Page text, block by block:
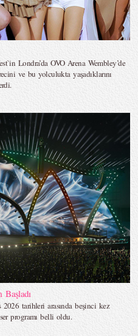
Londra’da OVO Arena Wembley’de
ve bu yolculukta yaşadıklarını
tarihleri arasında beşinci kez
programı belli oldu.